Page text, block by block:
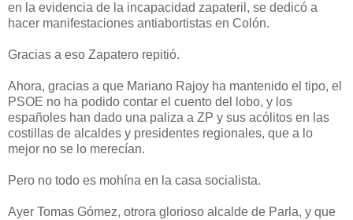
en la evidencia de la incapacidad zapateril, se dedicó a
hacer manifestaciones antiabortistas en Colón.
Gracias a eso Zapatero repitió.
Ahora, gracias a que Mariano Rajoy ha mantenido el tipo, el
PSOE no ha podido contar el cuento del lobo, y los
españoles han dado una paliza a ZP y sus acólitos en las
costillas de alcaldes y presidentes regionales, que a lo
mejor no se lo merecían.
Pero no todo es mohína en la casa socialista.
Ayer Tomas Gómez, otrora glorioso alcalde de Parla, y que